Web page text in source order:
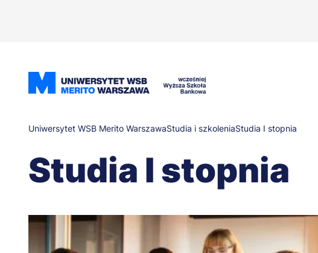
Ścieżka
nawigacyjna
Uniwersytet WSB Merito WarszawaStudia i szkoleniaStudia I stopnia
Studia I stopnia